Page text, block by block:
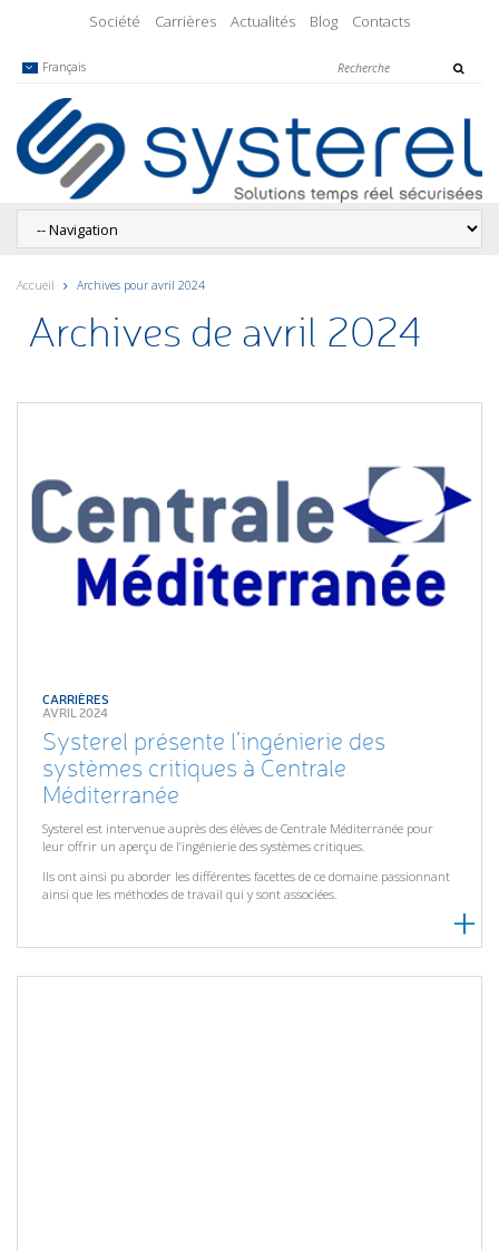
Société Carrières Actualités Blog Contacts
Français
Accueil Archives pour avril 2024
Archives de avril 2024
CARRIÈRES
AVRIL 2024
Systerel présente l’ingénierie des
systèmes critiques à Centrale
Méditerranée
Systerel est intervenue auprès des élèves de Centrale Méditerranée pour
leur offrir un aperçu de l’ingénierie des systèmes critiques.
Ils ont ainsi pu aborder les différentes facettes de ce domaine passionnant
ainsi que les méthodes de travail qui y sont associées.